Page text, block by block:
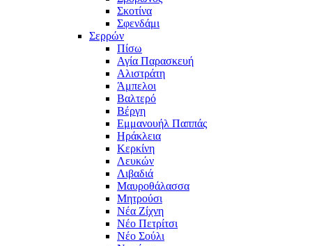
Σκοτίνα
Σφενδάμι
Σερρών
Πίσω
Αγία Παρασκευή
Αλιστράτη
Άμπελοι
Βαλτερό
Βέργη
Εμμανουήλ Παππάς
Ηράκλεια
Κερκίνη
Λευκών
Λιβαδιά
Μαυροθάλασσα
Μητρούσι
Νέα Ζίχνη
Νέο Πετρίτσι
Νέο Σούλι